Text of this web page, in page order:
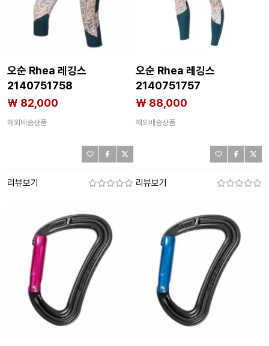
오순 Rhea 레깅스
2140751758
₩ 82,000
해외배송상품
리뷰보기
오순 Rhea 레깅스
2140751757
₩ 88,000
해외배송상품
리뷰보기